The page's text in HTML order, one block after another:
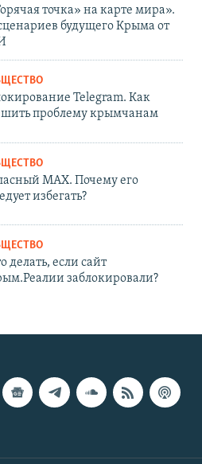
точка» на карте мира».
будущего Крыма от
Telegram. Как
проблему крымчанам
MAX. Почему его
избегать?
делать, если сайт
заблокировали?